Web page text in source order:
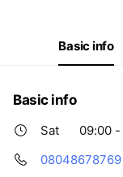
09:00 - 19:00
Basic info
Basic info
Sat
09:00 -
08048678769